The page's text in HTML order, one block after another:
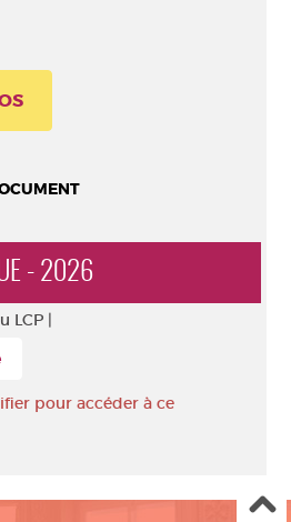
- 2026
LCP |
pour accéder à ce